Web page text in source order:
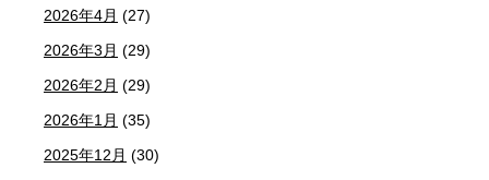
2026年4月 (27)
2026年3月 (29)
2026年2月 (29)
2026年1月 (35)
2025年12月 (30)